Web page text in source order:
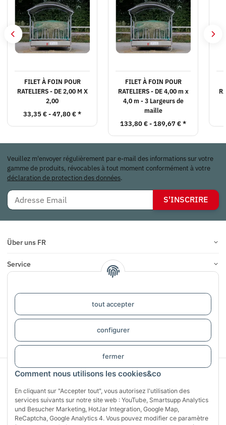
Comment nous utilisons les cookies&co
En cliquant sur "Accepter tout", vous autorisez l'utilisation des
services suivants sur notre site web : YouTube, Smartsupp Analytics
und Besucher Marketing, HotJar Integration, Google Map,
ReCaptcha, Google Analytics 4. Vous pouvez modifier ce paramètre
tout accepter
configurer
fermer
FILET À FOIN POUR
RATELIERS - DE 2,00 M X
2,00
33,35 € -47,80 €*
FILET À FOIN POUR
RATELIERS - DE 4,00 m x
4,0 m - 3 Largeurs de
maille
133,80 € -189,67 €*
Veuillez m'envoyer régulièrement par e-mail des informations sur votre
gamme de produits, révocables à tout moment conformément à votre
déclaration de protection des données.
S'INSCRIRE
Über uns FR
Service
COMMENTAIRES
#global.withdrawalForm#
Sichere Zahlung mit: